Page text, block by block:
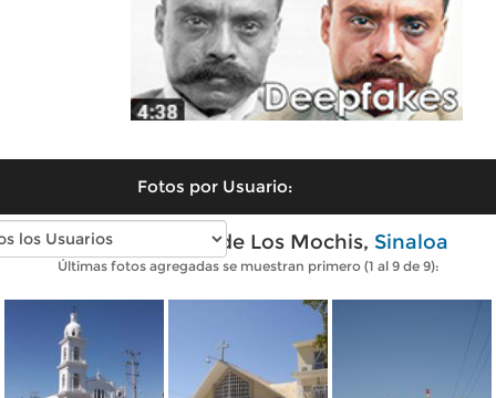
Fotos por Usuario:
Fotos modernas de Los Mochis, Sinaloa
Últimas fotos agregadas se muestran primero (1 al 9 de 9):